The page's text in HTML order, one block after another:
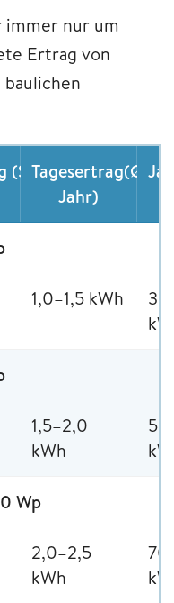
immer nur um
Ertrag von
(Sommer)
Tagesertrag(Ø
Jahr)
1,0–1,5 kWh
1,5–2,0
kWh
Wp
2,0–2,5
kWh